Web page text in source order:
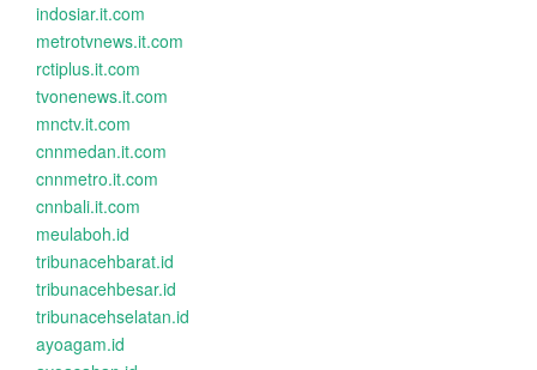
indosiar.it.com
metrotvnews.it.com
rctiplus.it.com
tvonenews.it.com
mnctv.it.com
cnnmedan.it.com
cnnmetro.it.com
cnnbali.it.com
meulaboh.id
tribunacehbarat.id
tribunacehbesar.id
tribunacehselatan.id
ayoagam.id